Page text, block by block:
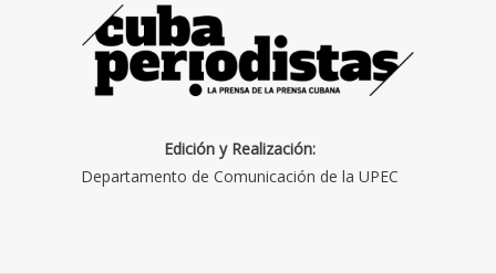
Edición y Realización:
Departamento de Comunicación de la UPEC